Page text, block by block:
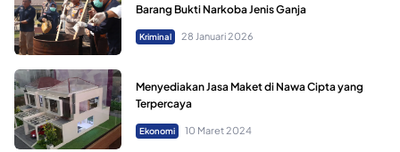
Barang Bukti Narkoba Jenis Ganja
Kriminal 28 Januari 2026
Menyediakan Jasa Maket di Nawa Cipta yang
Terpercaya
Ekonomi 10 Maret 2024